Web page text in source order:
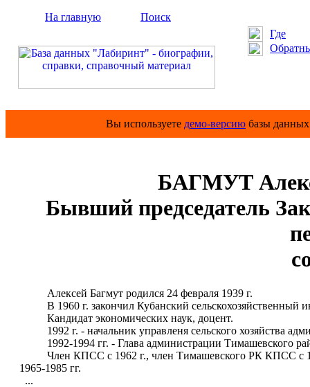
На главную
Поиск
Где
Вы используете демо-версию базы
БАГМУТ
Бывший председатель
Алексей Багмут родился 24 февраля 1939 г.
В 1960 г. закончил Кубанский сельскохозяйственный
Кандидат экономических наук, доцент.
1992 г. - начальник управленя сельского хозяйства
1992-1994 гг. - Глава администрации Тимашевского
Член КПСС с 1962 г., член Тимашевского РК КПСС с
1965-1985 гг.
...